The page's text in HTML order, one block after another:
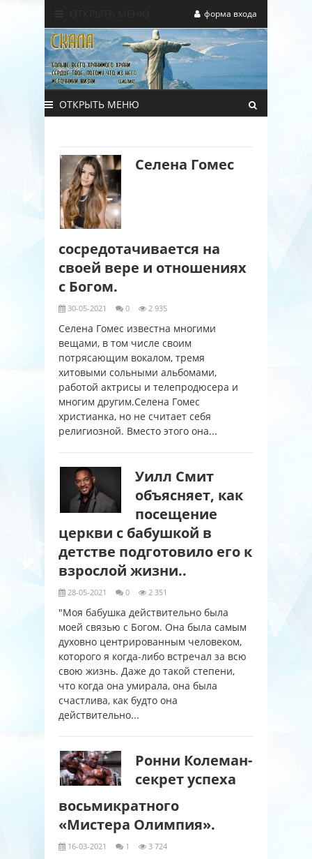
форма входа
ОТКРЫТЬ МЕНЮ
Селена Гомес
сосредотачивается на
своей вере и отношениях
с Богом.
30-05-2021 0 2 935
Селена Гомес известна многими
вещами, в том числе своим
потрясающим вокалом, тремя
хитовыми сольными альбомами,
работой актрисы и телепродюсера и
многим другим.Селена Гомес
христианка, но не считает себя
религиозной. Вместо этого она...
Уилл Смит
объясняет, как
посещение
церкви с бабушкой в ​​
детстве подготовило его к
взрослой жизни..
28-05-2021 0 2 351
"Моя бабушка действительно была
моей связью с Богом. Она была самым
духовно центрированным человеком,
которого я когда-либо встречал за всю
свою жизнь. Даже до такой степени,
что когда она умирала, она была
счастлива, как будто она
действительно...
Ронни Колеман-
секрет успеха
восьмикратного
«Мистера Олимпия».
16-03-2021 1 3 724